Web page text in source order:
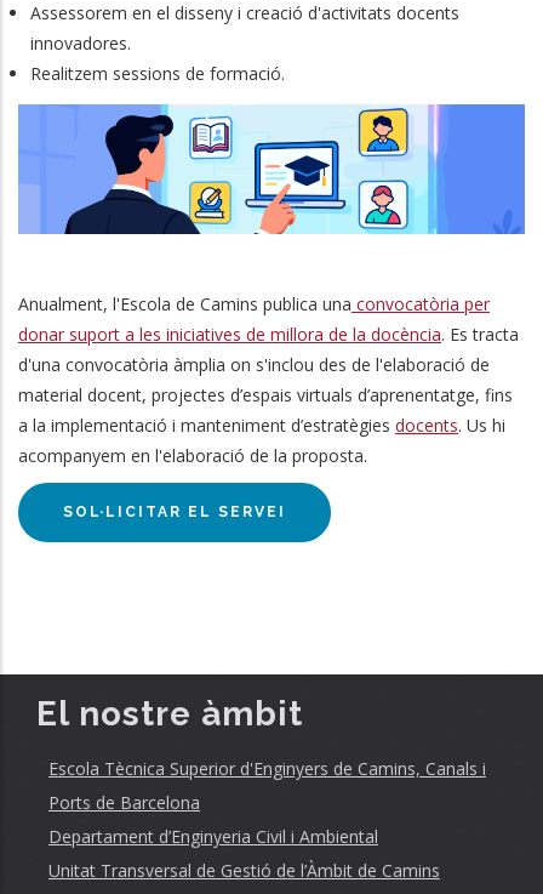
Assessorem en el disseny i creació d'activitats docents
innovadores.
Realitzem sessions de formació.
Anualment, l'Escola de Camins publica una convocatòria per
donar suport a les iniciatives de millora de la docència. Es tracta
d'una convocatòria àmplia on s'inclou des de l'elaboració de
material docent, projectes d’espais virtuals d’aprenentatge, fins
a la implementació i manteniment d’estratègies docents. Us hi
acompanyem en l'elaboració de la proposta.
SOL·LICITAR EL SERVEI
El nostre àmbit
Escola Tècnica Superior d'Enginyers de Camins, Canals i
Ports de Barcelona
Departament d’Enginyeria Civil i Ambiental
Unitat Transversal de Gestió de l’Àmbit de Camins